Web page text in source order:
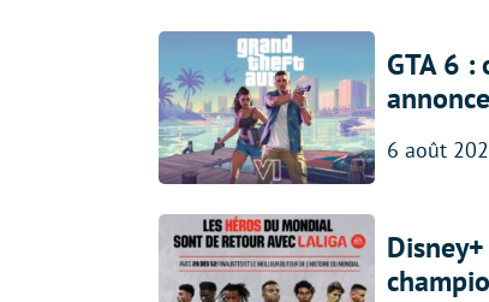
GTA 6
annonce
6 août